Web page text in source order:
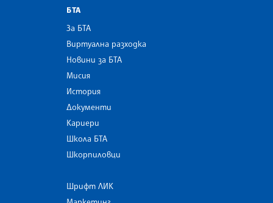
БТА
За БТА
Виртуална разходка
Новини за БТА
Мисия
История
Документи
Кариери
Школа БТА
Шкорпиловци
Шрифт ЛИК